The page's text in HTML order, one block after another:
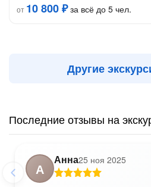
от 10 800 ₽за всё до 5 чел.
Другие
Последние отзывы на
А
Анна25 ноя 2025